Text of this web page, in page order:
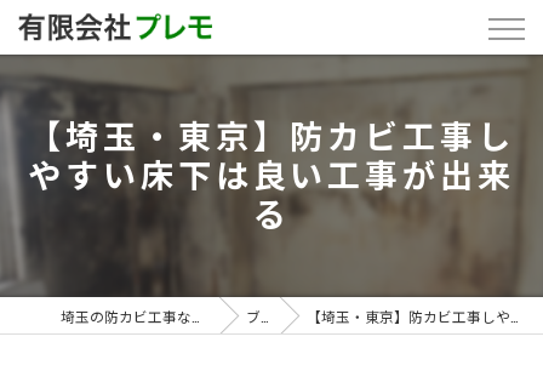
【埼玉・東京】防カビ工事し
やすい床下は良い工事が出来
る
ブログ 【埼玉・東京】防カビ工事しやすい床下は良い工事が出来る